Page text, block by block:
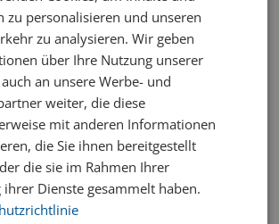
finden Sie in
Filialen.
zu personalisieren und unseren
zu analysieren. Wir geben
über Ihre Nutzung unserer
an unsere Werbe- und
weiter, die diese
mit anderen Informationen
die Sie ihnen bereitgestellt
die sie im Rahmen Ihrer
ihrer Dienste gesammelt haben.